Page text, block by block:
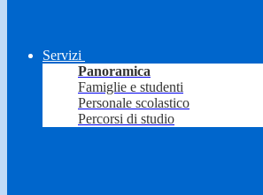
Servizi
Panoramica
Famiglie e studenti
Personale scolastico
Percorsi di studio